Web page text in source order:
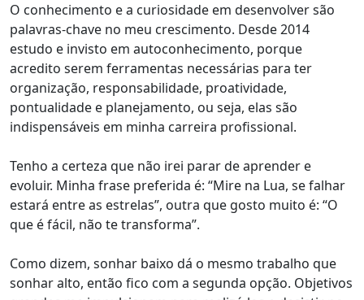
O conhecimento e a curiosidade em desenvolver são
palavras-chave no meu crescimento. Desde 2014
estudo e invisto em autoconhecimento, porque
acredito serem ferramentas necessárias para ter
organização, responsabilidade, proatividade,
pontualidade e planejamento, ou seja, elas são
indispensáveis em minha carreira profissional.
Tenho a certeza que não irei parar de aprender e
evoluir. Minha frase preferida é: “Mire na Lua, se falhar
estará entre as estrelas”, outra que gosto muito é: “O
que é fácil, não te transforma”.
Como dizem, sonhar baixo dá o mesmo trabalho que
sonhar alto, então fico com a segunda opção. Objetivos